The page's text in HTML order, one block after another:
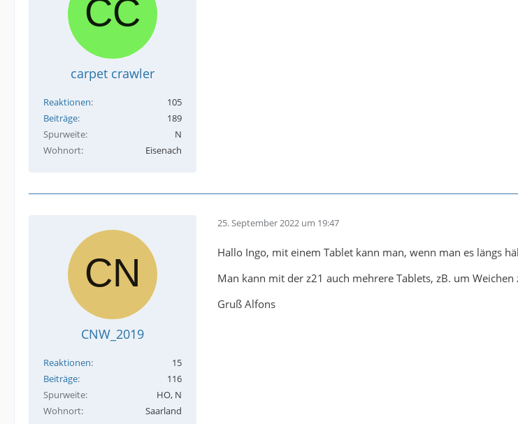
carpet crawler
Reaktionen
105
Beiträge
189
Spurweite
N
Wohnort
Eisenach
CNW_2019
Reaktionen
15
Beiträge
116
Spurweite
HO, N
Wohnort
Saarland
25. September 2022 um 19:47
Hallo Ingo, mit einem Tablet kann man, wenn man es längs
Man kann mit der z21 auch mehrere Tablets, zB. um
Gruß Alfons